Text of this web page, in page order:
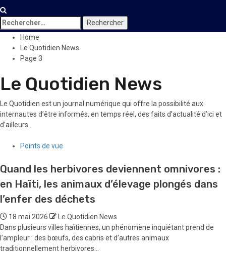
Rechercher :
Home
Le Quotidien News
Page 3
Le Quotidien News
Le Quotidien est un journal numérique qui offre la possibilité aux
internautes d’être informés, en temps réel, des faits d’actualité d’ici et
d’ailleurs .
Points de vue
Quand les herbivores deviennent omnivores :
en Haïti, les animaux d’élevage plongés dans
l’enfer des déchets
18 mai 2026
Le Quotidien News
Dans plusieurs villes haïtiennes, un phénomène inquiétant prend de
l’ampleur : des bœufs, des cabris et d’autres animaux
traditionnellement herbivores...